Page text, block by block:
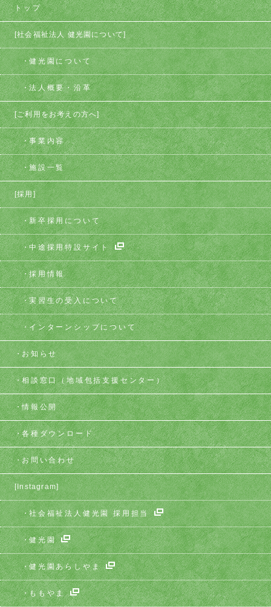
トップ
[社会福祉法人 健光園について]
健光園について
法人概要・沿革
[ご利用をお考えの方へ]
事業内容
施設一覧
[採用]
新卒採用について
中途採用特設サイト
採用情報
実習生の受入について
インターンシップについて
お知らせ
相談窓口（地域包括支援センター）
情報公開
各種ダウンロード
お問い合わせ
[Instagram]
社会福祉法人健光園 採用担当
健光園
健光園あらしやま
ももやま